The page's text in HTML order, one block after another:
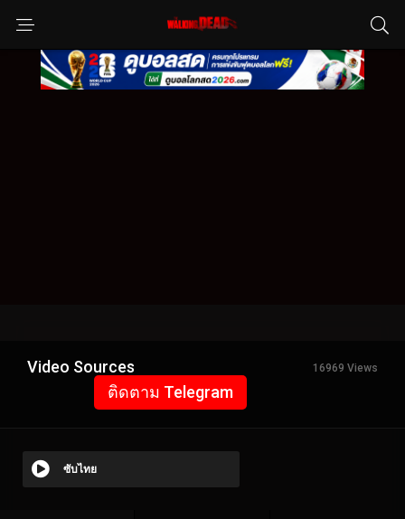
Video Sources 16969 Views
ติดตาม Telegram
ซับไทย